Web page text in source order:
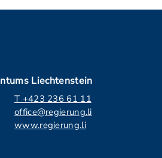
Liechtenstein
T +423 236 61 11
office@regierung.li
www.regierung.li